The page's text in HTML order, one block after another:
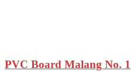
PVC Board Malang No. 1